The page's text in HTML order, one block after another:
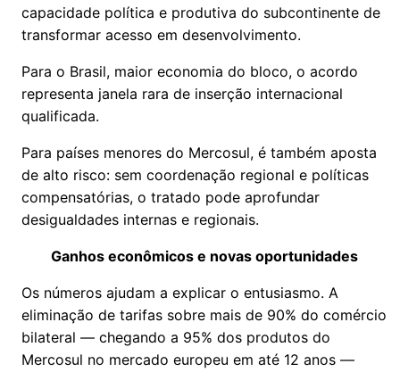
capacidade política e produtiva do subcontinente de
transformar acesso em desenvolvimento.
Para o Brasil, maior economia do bloco, o acordo
representa janela rara de inserção internacional
qualificada.
Para países menores do Mercosul, é também aposta
de alto risco: sem coordenação regional e políticas
compensatórias, o tratado pode aprofundar
desigualdades internas e regionais.
Ganhos econômicos e novas oportunidades
Os números ajudam a explicar o entusiasmo. A
eliminação de tarifas sobre mais de 90% do comércio
bilateral — chegando a 95% dos produtos do
Mercosul no mercado europeu em até 12 anos —